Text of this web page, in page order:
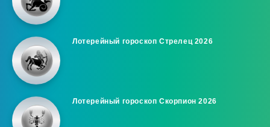
Лотерейный гороскоп Стрелец 2026
Лотерейный гороскоп Скорпион 2026